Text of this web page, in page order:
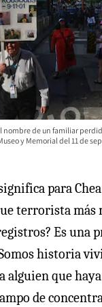
nombre de un familiar
y Memorial del 11 de
para
terrorista más
Es una
historia
alguien que
de